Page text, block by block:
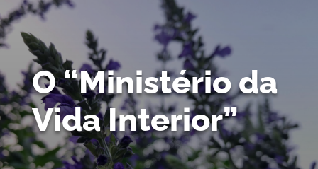
O “Ministério da
Vida Interior”